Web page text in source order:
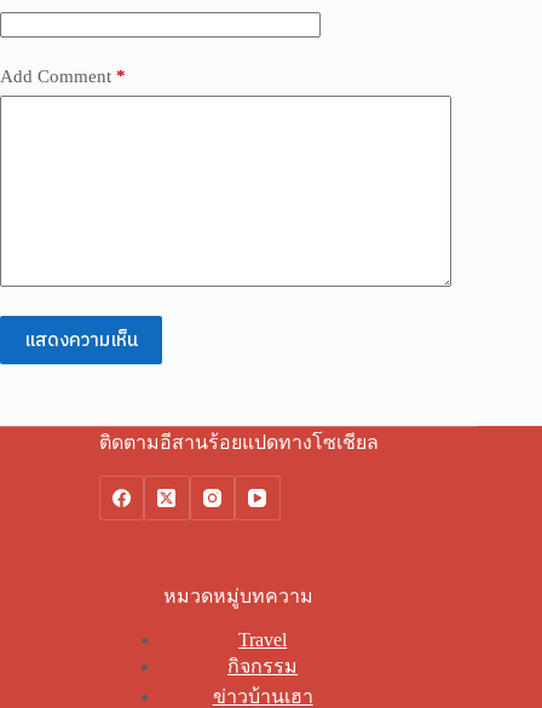
Add Comment *
แสดงความเห็น
ติดตามอีสานร้อยแปดทางโซเชียล
หมวดหมู่บทความ
Travel
กิจกรรม
ข่าวบ้านเฮา